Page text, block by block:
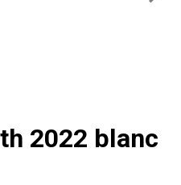
2022 blanc